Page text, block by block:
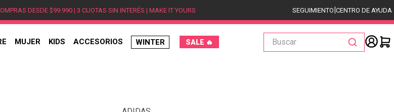
DESDE $99.990 | 3 CUOTAS SIN INTERÉS | MAKE IT YOURS SEGUIMIENTO|CENTRO DE AYUDA
MUJER KIDS ACCESORIOS WINTER SALE 🔥
Buscar